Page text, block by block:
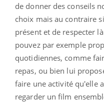
de donner des conseils
choix mais au contraire
présent et de respecter
pouvez par exemple
quotidiennes, comme
repas, ou bien lui
faire une activité qu'elle
regarder un film